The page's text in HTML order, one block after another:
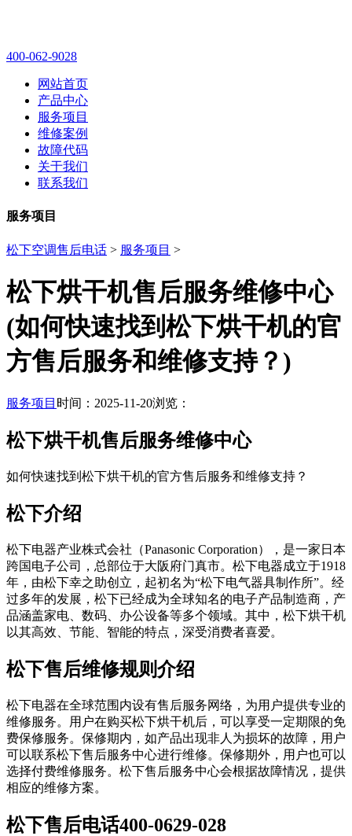
400-062-9028
网站首页
产品中心
服务项目
维修案例
故障代码
关于我们
联系我们
服务项目
松下空调售后电话 > 服务项目 >
松下烘干机售后服务维修中心
(如何快速找到松下烘干机的官
方售后服务和维修支持？)
服务项目 时间：2025-11-20浏览：
松下烘干机售后服务维修中心
如何快速找到松下烘干机的官方售后服务和维修支持？
松下介绍
松下电器产业株式会社（Panasonic Corporation），是一家日本
跨国电子公司，总部位于大阪府门真市。松下电器成立于1918
年，由松下幸之助创立，起初名为“松下电气器具制作所”。经
过多年的发展，松下已经成为全球知名的电子产品制造商，产
品涵盖家电、数码、办公设备等多个领域。其中，松下烘干机
以其高效、节能、智能的特点，深受消费者喜爱。
松下售后维修规则介绍
松下电器在全球范围内设有售后服务网络，为用户提供专业的
维修服务。用户在购买松下烘干机后，可以享受一定期限的免
费保修服务。保修期内，如产品出现非人为损坏的故障，用户
可以联系松下售后服务中心进行维修。保修期外，用户也可以
选择付费维修服务。松下售后服务中心会根据故障情况，提供
相应的维修方案。
松下售后电话400-0629-028